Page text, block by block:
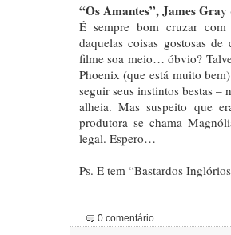
“Os Amantes”, James Gray
É sempre bom cruzar
daquelas coisas gostosas
filme soa meio… óbvio?
Phoenix (que está muito
seguir seus instintos bestas
alheia. Mas suspeito que
produtora se chama
legal. Espero…
Ps. E tem “Bastardos
0 comentário